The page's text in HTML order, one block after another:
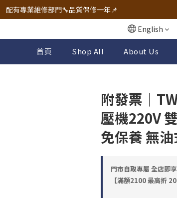
🔧電動工具&五金唯一首選 宇慶五金網拍🔧
配有專業維修部門🔧品質保修一年📌
🔧電動工具&五金唯一首選 宇慶五金網拍🔧
English
首頁 Shop All About Us
附發票｜
壓機220V
免保養 無
門市自取專屬 全店即
【滿額2100 最高折